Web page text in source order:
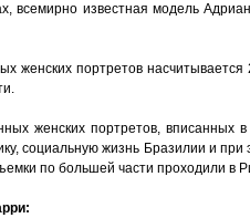
всемирно известная модель
женских портретов
женских портретов, вписанных
социальную жизнь Бразилии и
по большей части проходили в